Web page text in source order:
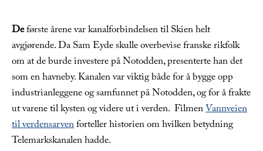
Deførste årene var kanalforbindelsen til Skien helt
avgjørende. Da Sam Eyde skulle overbevise franske rikfolk
om at de burde investere på Notodden, presenterte han det
som en havneby. Kanalen var viktig både for å bygge opp
industrianleggene og samfunnet på Notodden, og for å frakte
ut varene til kysten og videre ut i verden. FilmenVannveien
til verdensarvenforteller historien om hvilken betydning
Telemarkskanalen hadde.